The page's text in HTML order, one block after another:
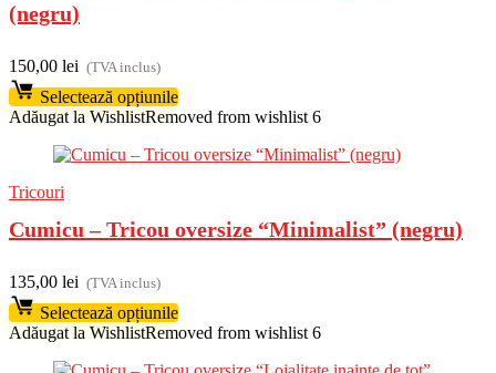
(negru)
150,00 lei (TVA inclus)
Selectează opțiunile
Adăugat la WishlistRemoved from wishlist 6
Tricouri
Cumicu – Tricou oversize “Minimalist” (negru)
135,00 lei (TVA inclus)
Selectează opțiunile
Adăugat la WishlistRemoved from wishlist 6